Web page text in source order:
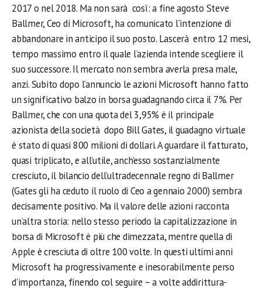
2017 o nel 2018. Ma non sarà così: a fine agosto Steve
Ballmer, Ceo di Microsoft, ha comunicato l’intenzione di
abbandonare in anticipo il suo posto. Lascerà entro 12 mesi,
tempo massimo entro il quale l’azienda intende scegliere il
suo successore. Il mercato non sembra averla presa male,
anzi. Subito dopo l’annuncio le azioni Microsoft hanno fatto
un significativo balzo in borsa guadagnando circa il 7%. Per
Ballmer, che con una quota del 3,95% è il principale
azionista della società dopo Bill Gates, il guadagno virtuale
è stato di quasi 800 milioni di dollari. A guardare il fatturato,
quasi triplicato, e all’utile, anch’esso sostanzialmente
cresciuto, il bilancio dell’ultradecennale regno di Ballmer
(Gates gli ha ceduto il ruolo di Ceo a gennaio 2000) sembra
decisamente positivo. Ma il valore delle azioni racconta
un’altra storia: nello stesso periodo la capitalizzazione in
borsa di Microsoft è più che dimezzata, mentre quella di
Apple è cresciuta di oltre 100 volte. In questi ultimi anni
Microsoft ha progressivamente e inesorabilmente perso
d’importanza, finendo col seguire – a volte addirittura­